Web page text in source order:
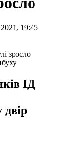
19:45
ІД
двір